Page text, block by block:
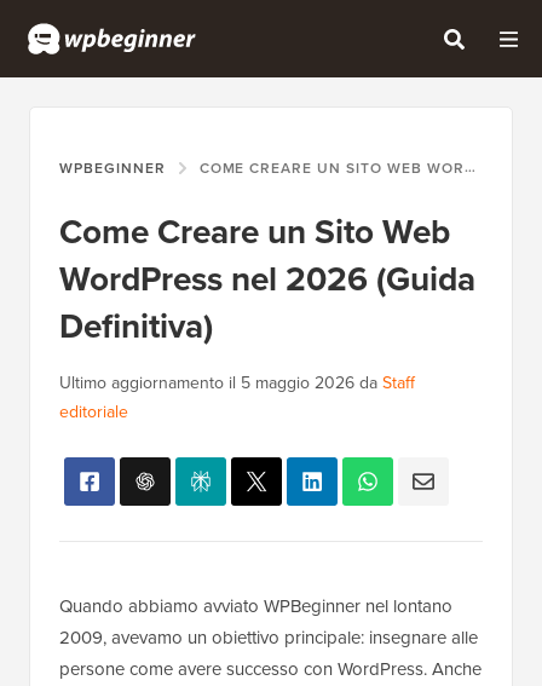
WPBEGINNER COME CREARE UN SITO WEB WORDPRESS NEL 2026 (GUIDA DEFINITIVA)
Come Creare un Sito Web
WordPress nel 2026 (Guida
Definitiva)
Ultimo aggiornamento il 5 maggio 2026daStaff
editoriale
Quando abbiamo avviato WPBeginner nel lontano
2009, avevamo un obiettivo principale: insegnare alle
persone come avere successo con WordPress. Anche